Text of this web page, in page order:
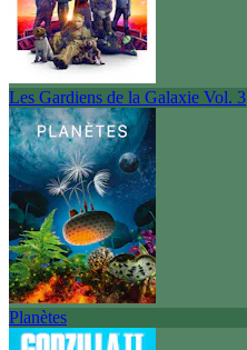
Les Gardiens de la Galaxie Vol. 3
Planètes